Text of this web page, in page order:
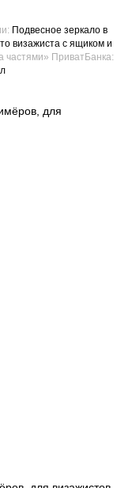
Подвесное зеркало в
визажиста с ящиком и
частями» ПриватБанка